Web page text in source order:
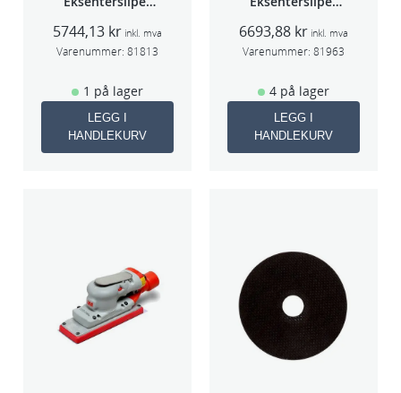
5mm slag
75mm
5744,13 kr inkl. mva
Varenummer: 81813
1 på lager
LEGG I
HANDLEKURV
2,5mm slag
75mm
6693,88 kr inkl. mva
Varenummer: 81963
4 på lager
LEGG I
HANDLEKURV